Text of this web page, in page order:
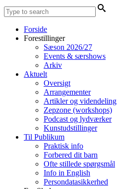
Forside
Forestillinger
Sæson 2026/27
Events & særshows
Arkiv
Aktuelt
Oversigt
Arrangementer
Artikler og videndeling
Zepzone (workshops)
Podcast og lydværker
Kunstudstillinger
Til Publikum
Praktisk info
Forbered dit barn
Ofte stillede spørgsmål
Info in English
Persondatasikkerhed